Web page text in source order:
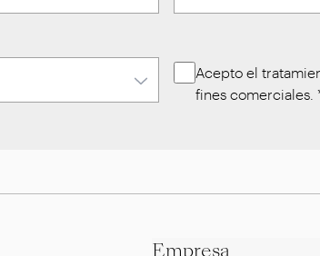
Acepto el
fines comerciales.